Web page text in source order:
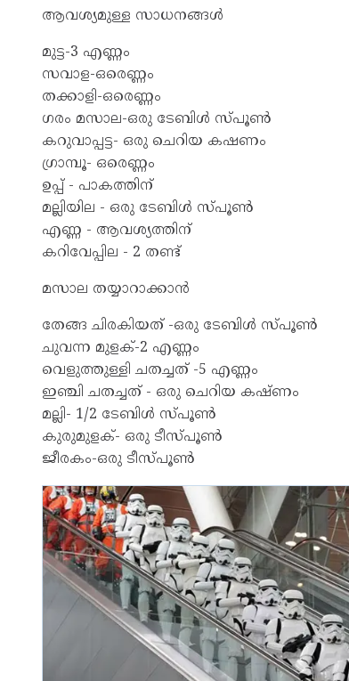
ആവശ്യമുള്ള സാധനങ്ങൾ
മുട്ട-3 എണ്ണം
സവാള-ഒരെണ്ണം
തക്കാളി-ഒരെണ്ണം
ഗരം മസാല-ഒരു ടേബിൾ സ്പൂൺ
കറുവാപ്പട്ട- ഒരു ചെറിയ കഷണം
ഗ്രാമ്പൂ- ഒരെണ്ണം
ഉപ്പ് - പാകത്തിന്
മല്ലിയില - ഒരു ടേബിൾ സ്പൂൺ
എണ്ണ - ആവശ്യത്തിന്
കറിവേപ്പില - 2 തണ്ട്
മസാല തയ്യാറാക്കാൻ
തേങ്ങ ചിരകിയത് -ഒരു ടേബിൾ സ്പൂൺ
ചുവന്ന മുളക്-2 എണ്ണം
വെളുത്തുള്ളി ചതച്ചത് -5 എണ്ണം
ഇഞ്ചി ചതച്ചത് - ഒരു ചെറിയ കഷ്ണം
മല്ലി- 1/2 ടേബിൾ സ്പൂൺ
കുരുമുളക്- ഒരു ടീസ്പൂൺ
ജീരകം-ഒരു ടീസ്പൂൺ